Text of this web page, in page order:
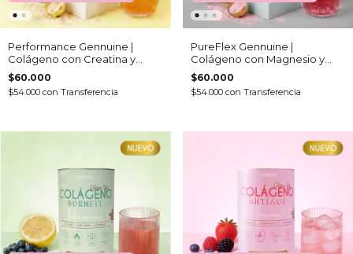
Performance Gennuine |
Colágeno con Creatina y
Magnesio: Activos
Energéticos y Deportivos
(Pote 240 gr)
$60.000
$54.000 con Transferencia
PureFlex Gennuine |
Colágeno con Magnesio y
Ácido hialurónico: Activos
Articulares (Pote 240 gr)
$60.000
$54.000 con Transferencia